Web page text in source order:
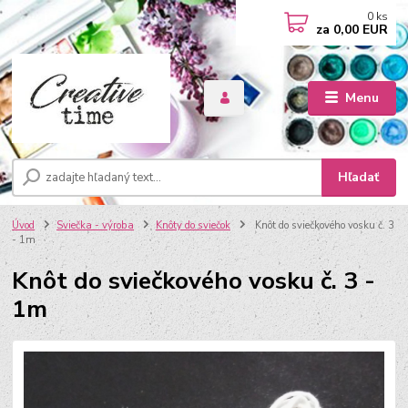
Menu
Hľadať
0 ks
za 0,00 EUR
Úvod Sviečka - výroba Knôty do sviečok
Knôt do sviečkového vosku č. 3
- 1m
Knôt do sviečkového vosku č. 3 -
1m